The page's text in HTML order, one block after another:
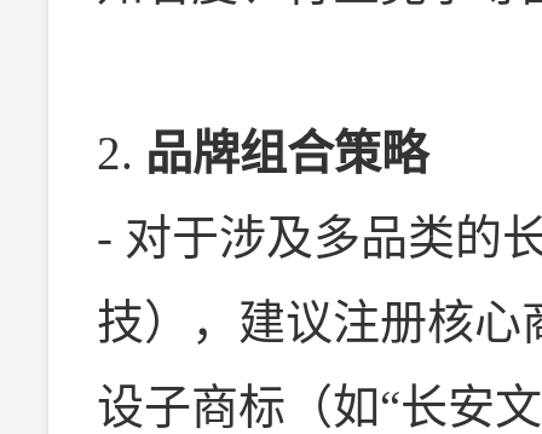
2. 品牌组合策略
- 对于涉及多品类的
技），建议注册核心
设子商标（如“长安